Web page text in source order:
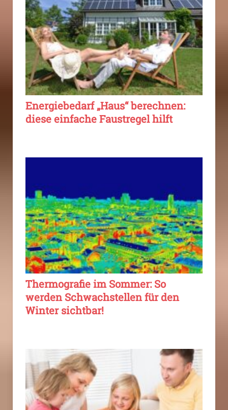
Energiebedarf „Haus“ berechnen:
diese einfache Faustregel hilft
Thermografie im Sommer: So
werden Schwachstellen für den
Winter sichtbar!